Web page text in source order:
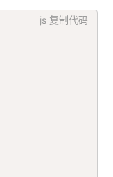
js 复制代码